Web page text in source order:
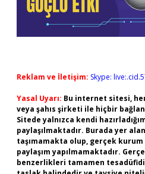
Reklam ve İletişim: Skype:
Yasal Uyarı: Bu internet sitesi,
veya şahıs şirketi ile hiçbir
Sitede yalnızca kendi
paylaşılmaktadır. Burada yer
taşımamakta olup, gerçek
paylaşım yapılmamaktadır.
benzerlikleri tamamen